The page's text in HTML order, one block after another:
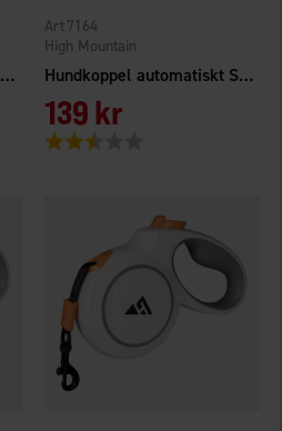
Hundkoppel automatiskt L 5m Hundkoppel automatiskt S 5m
High Mountain
7164
139 kr
Betyg: